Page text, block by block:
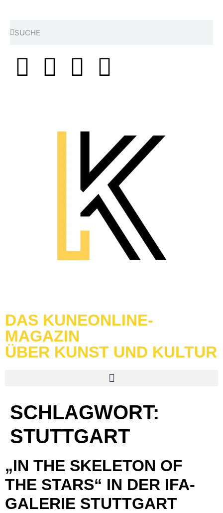
DAS KUNEONLINE-
MAGAZIN
ÜBER KUNST UND KULTUR
SCHLAGWORT:
STUTTGART
„IN THE SKELETON OF
THE STARS“ IN DER IFA-
GALERIE STUTTGART